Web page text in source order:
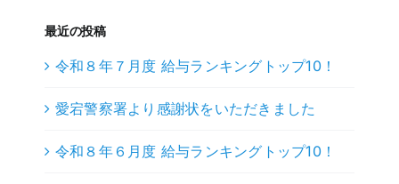
最近の投稿
令和８年７月度 給与ランキングトップ10！
愛宕警察署より感謝状をいただきました
令和８年６月度 給与ランキングトップ10！